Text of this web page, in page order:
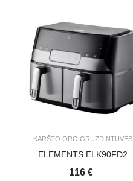
KARŠTO ORO GRUZDINTUVĖS
ELEMENTS ELK90FD2
116 €